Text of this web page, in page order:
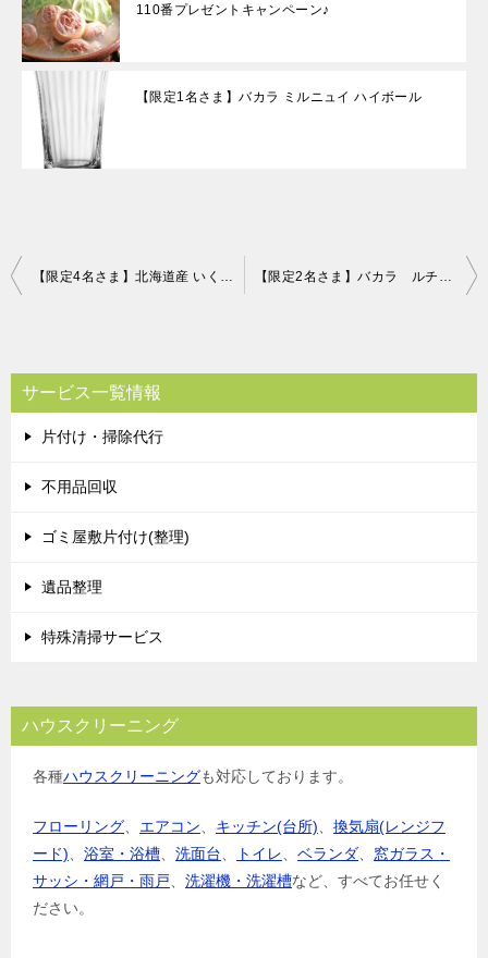
110番プレゼントキャンペーン♪
【限定1名さま】バカラ ミルニュイ ハイボール
投
ビ
ゲ
ー
シ
【限定4名さま】北海道産 いくら醤油漬 360g 片付け110番プレゼントキャンペーン！！ 【限定2名さま】バカラ ルチア タンブラー 片付け110番プレゼントキャンペーン！！
サービス一覧情報
片付け・掃除代行
不用品回収
ゴミ屋敷片付け(整理)
遺品整理
特殊清掃サービス
ハウスクリーニング
各種ハウスクリーニングも対応しております。
フローリング エアコン キッチン(台所)
換気扇(レンジフ
ード)
浴室・浴槽 洗面台 トイレ ベランダ
窓ガラス・
サッシ・網戸・雨戸
洗濯機・洗濯槽など、すべてお任せく
ださい。